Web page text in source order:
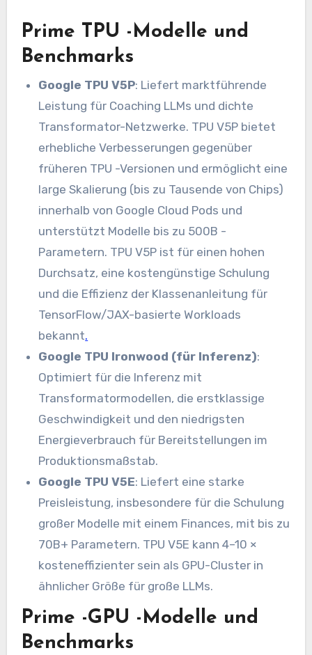
Prime TPU -Modelle und
Benchmarks
Google TPU V5P: Liefert marktführende
Leistung für Coaching LLMs und dichte
Transformator-Netzwerke. TPU V5P bietet
erhebliche Verbesserungen gegenüber
früheren TPU -Versionen und ermöglicht eine
large Skalierung (bis zu Tausende von Chips)
innerhalb von Google Cloud Pods und
unterstützt Modelle bis zu 500B -
Parametern. TPU V5P ist für einen hohen
Durchsatz, eine kostengünstige Schulung
und die Effizienz der Klassenanleitung für
TensorFlow/JAX-basierte Workloads
bekannt.
Google TPU Ironwood (für Inferenz):
Optimiert für die Inferenz mit
Transformatormodellen, die erstklassige
Geschwindigkeit und den niedrigsten
Energieverbrauch für Bereitstellungen im
Produktionsmaßstab.
Google TPU V5E: Liefert eine starke
Preisleistung, insbesondere für die Schulung
großer Modelle mit einem Finances, mit bis zu
70B+ Parametern. TPU V5E kann 4–10 ×
kosteneffizienter sein als GPU-Cluster in
ähnlicher Größe für große LLMs.
Prime -GPU -Modelle und
Benchmarks